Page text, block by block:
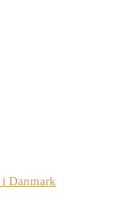
Danmark